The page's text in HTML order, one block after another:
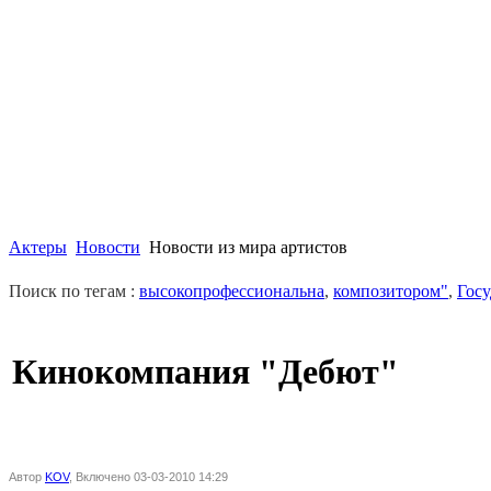
Актеры Новости Новости из мира артистов
Поиск по тегам : высокопрофессиональна, композитором",
Кинокомпания "Дебют"
Автор KOV, Включено 03-03-2010 14:29